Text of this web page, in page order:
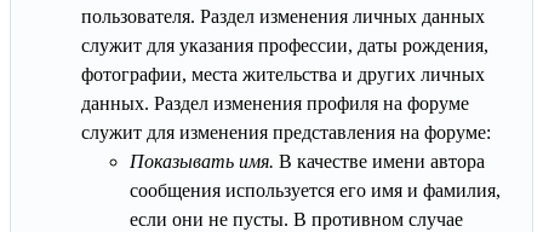
пользователя. Раздел изменения личных данных
служит для указания профессии, даты рождения,
фотографии, места жительства и других личных
данных. Раздел изменения профиля на форуме
служит для изменения представления на форуме:
Показывать имя. В качестве имени автора
сообщения используется его имя и фамилия,
если они не пусты. В противном случае